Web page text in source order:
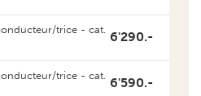
trice - cat. 6'590.-
trice - cat. 6'890.-